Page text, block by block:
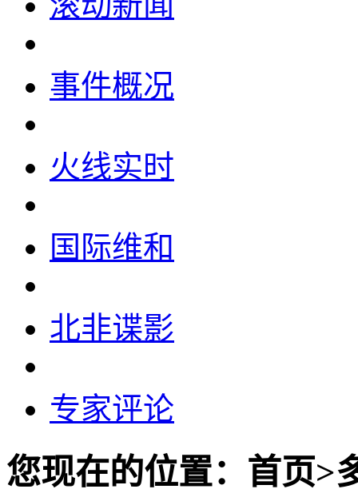
事件概况
火线实时
国际维和
北非谍影
专家评论
您现在的位置：首页>